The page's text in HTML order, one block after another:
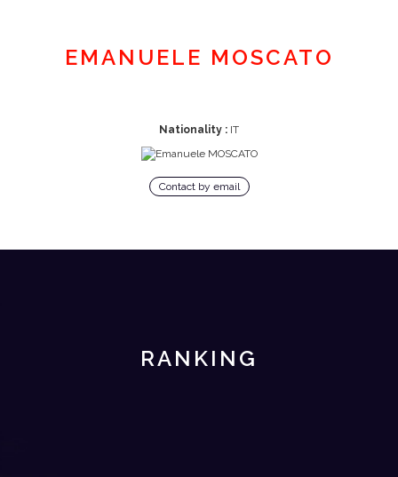
EMANUELE MOSCATO
Nationality : IT
Contact by email
RANKING